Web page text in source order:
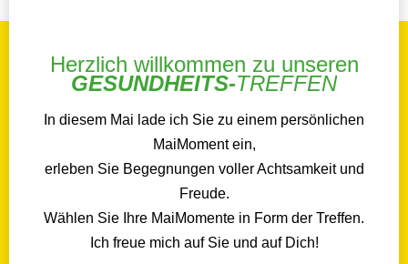
Herzlich willkommen zu unseren
GESUNDHEITS-TREFFEN
In diesem Mai lade ich Sie zu einem persönlichen
MaiMoment ein,
erleben Sie Begegnungen voller Achtsamkeit und
Freude.
Wählen Sie Ihre MaiMomente in Form der Treffen.
Ich freue mich auf Sie und auf Dich!